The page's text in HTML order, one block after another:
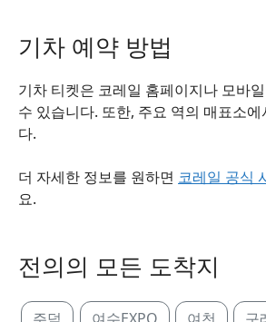
기차 예약 방법
기차 티켓은 코레일 홈페이지나 모바
수 있습니다. 또한, 주요 역의 매표소
다.
더 자세한 정보를 원하면 코레일 공식
요.
전의의 모든 도착지